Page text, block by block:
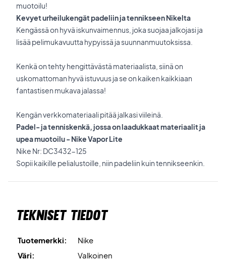
muotoilu!
Kevyet urheilukengät padeliin ja tennikseen Nikelta
Kengässä on hyvä iskunvaimennus, joka suojaa jalkojasi ja
lisää pelimukavuutta hypyissä ja suunnanmuutoksissa.
Kenkä on tehty hengittävästä materiaalista, siinä on
uskomattoman hyvä istuvuus ja se on kaiken kaikkiaan
fantastisen mukava jalassa!
Kengän verkkomateriaali pitää jalkasi viileinä.
Padel- ja tenniskenkä, jossa on laadukkaat materiaalit ja
upea muotoilu - Nike Vapor Lite
Nike Nr: DC3432-125
Sopii kaikille pelialustoille, niin padeliin kuin tennikseenkin.
Tekniset tiedot
Tuotemerkki:
Nike
Väri:
Valkoinen